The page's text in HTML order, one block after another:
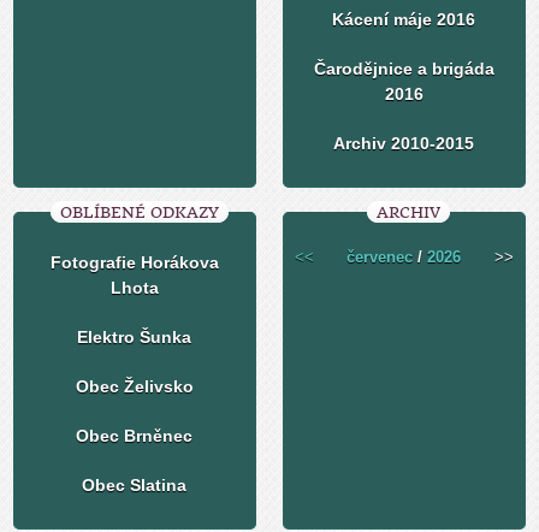
Kácení máje 2016
Čarodějnice a brigáda
2016
Archiv 2010-2015
OBLÍBENÉ ODKAZY
Fotografie Horákova
Lhota
Elektro Šunka
Obec Želivsko
Obec Brněnec
Obec Slatina
ARCHIV
<< červenec /2026 >>